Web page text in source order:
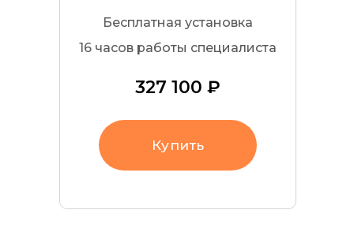
Бесплатная установка
16 часов работы специалиста
Купить
327 100 ₽